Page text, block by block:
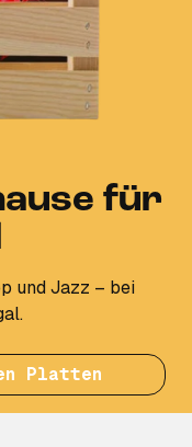
für
und Jazz – bei
Platten